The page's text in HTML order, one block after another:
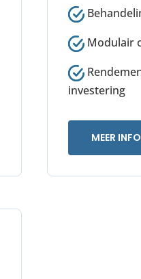
Modulair
investering
MEER